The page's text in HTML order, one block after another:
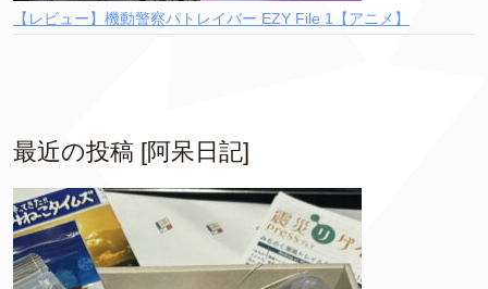
【レビュー】機動警察パトレイバー EZY File 1【アニメ】
最近の投稿 [阿呆日記]